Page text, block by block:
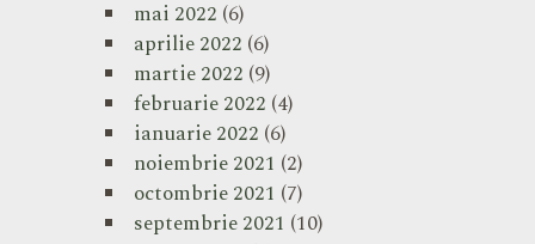
mai 2022 (6)
aprilie 2022 (6)
martie 2022 (9)
februarie 2022 (4)
ianuarie 2022 (6)
noiembrie 2021 (2)
octombrie 2021 (7)
septembrie 2021 (10)